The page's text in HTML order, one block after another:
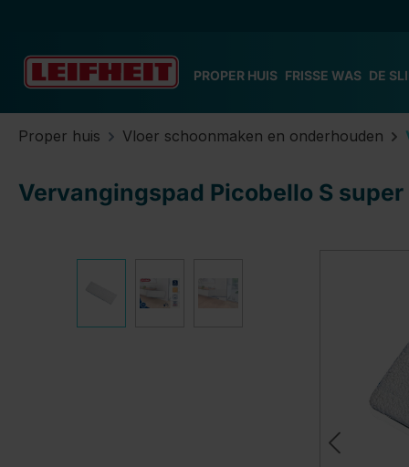
PROPER HUIS FRISSE WAS DE
Proper huis Vloer schoonmaken en onderhouden
Vervangingspad Picobello S